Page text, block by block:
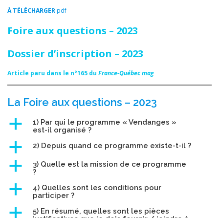
À TÉLÉCHARGERpdf
Foire aux questions – 2023
Dossier d’inscription – 2023
Article paru dans le n°165 du France-Québec mag
La Foire aux questions – 2023
a
1) Par qui le programme « Vendanges »
est-il organisé ?
a 2) Depuis quand ce programme existe-t-il ?
a
3) Quelle est la mission de ce programme
?
a
4) Quelles sont les conditions pour
participer ?
a
5) En résumé, quelles sont les pièces